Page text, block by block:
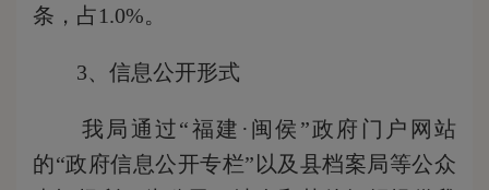
条，占1.0%。
3、信息公开形式
我局通过“福建·闽侯”政府门户网站
的“政府信息公开专栏”以及县档案局等公众